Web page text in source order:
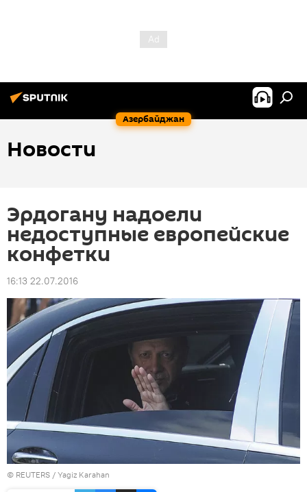
Азербайджан
Новости
Эрдогану надоели
недоступные европейские
конфетки
16:13 22.07.2016
© REUTERS / Yagiz Karahan